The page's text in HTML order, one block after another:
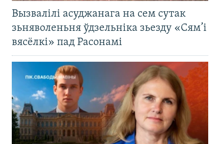
Вызвалілі асуджанага на сем сутак
зьняволеньня ўдзельніка зьезду «Сям’і
вясёлкі» пад Расонамі